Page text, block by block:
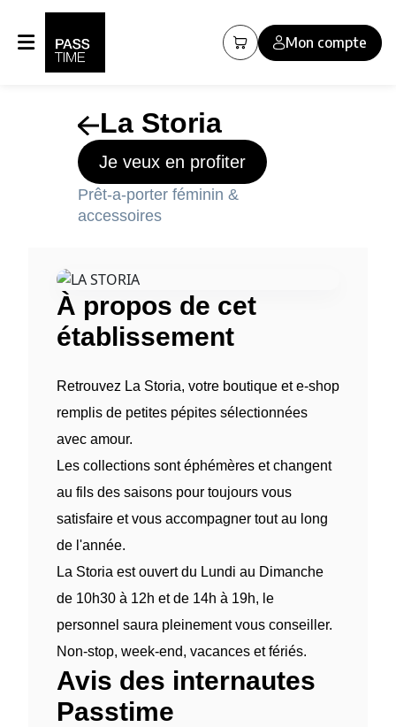
Mon compte
La Storia
Je veux en profiter
Prêt-a-porter féminin &
accessoires
À propos de cet
établissement
Retrouvez La Storia, votre boutique et e-shop
remplis de petites pépites sélectionnées
avec amour.
Les collections sont éphémères et changent
au fils des saisons pour toujours vous
satisfaire et vous accompagner tout au long
de l'année.
La Storia est ouvert du Lundi au Dimanche
de 10h30 à 12h et de 14h à 19h, le
personnel saura pleinement vous conseiller.
Non-stop, week-end, vacances et fériés.
Avis des internautes
Passtime
Panneau de gestion des cookies